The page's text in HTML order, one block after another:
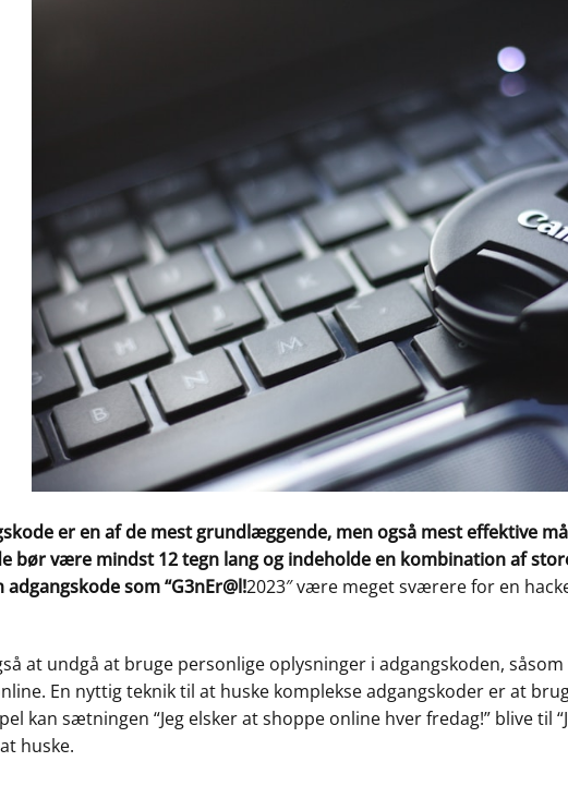
er en af de mest grundlæggende, men også mest effektive
bør være mindst 12 tegn lang og indeholde en kombination af
som “G3nEr@l!2023″ være meget sværere for en
at undgå at bruge personlige oplysninger i adgangskoden,
En nyttig teknik til at huske komplekse adgangskoder er at
kan sætningen “Jeg elsker at shoppe online hver fredag!” blive til
huske.